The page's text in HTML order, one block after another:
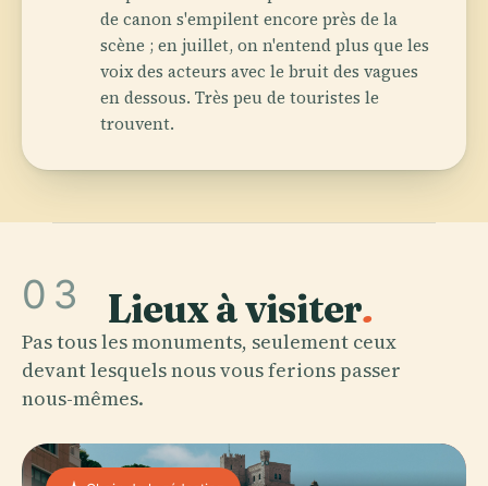
de canon s'empilent encore près de la
scène ; en juillet, on n'entend plus que les
voix des acteurs avec le bruit des vagues
en dessous. Très peu de touristes le
trouvent.
03 Lieux à visiter.
Pas tous les monuments, seulement ceux
devant lesquels nous vous ferions passer
nous-mêmes.